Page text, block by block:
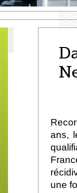
ans,
une